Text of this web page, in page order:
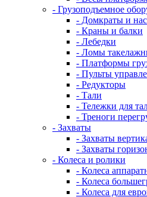
- Грузоподъемное
- Домкраты и
- Краны и балки
- Лебедки
- Ломы
- Платформы
- Пульты
- Редукторы
- Тали
- Тележки для
- Треноги
- Захваты
- Захваты
- Захваты
- Колеса и ролики
- Колеса
- Колеса
- Колеса для